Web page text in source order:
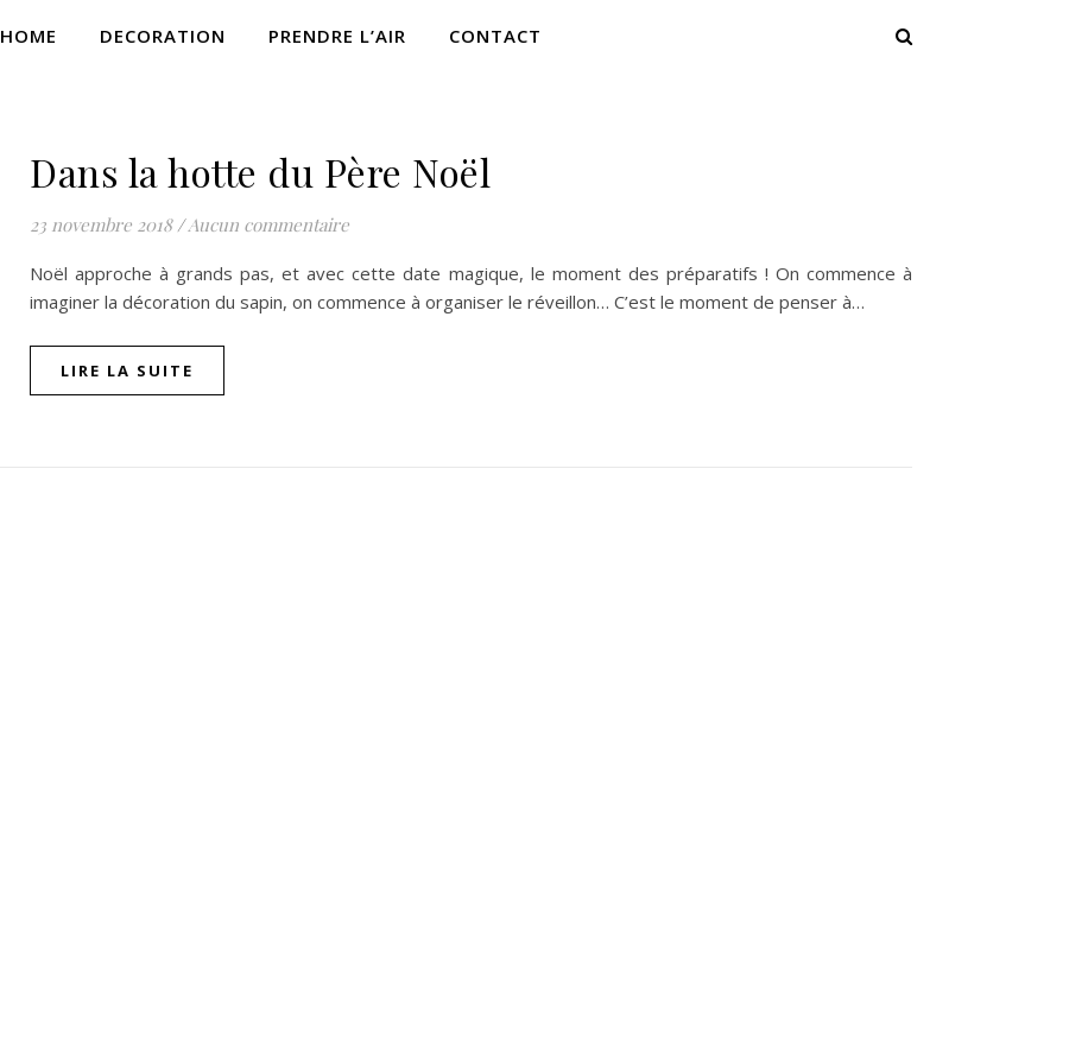
HOME DECORATION PRENDRE L’AIR CONTACT
Dans la hotte du Père Noël
23 novembre 2018 /Aucun commentaire
Noël approche à grands pas, et avec cette date magique, le moment des préparatifs ! On commence à
imaginer la décoration du sapin, on commence à organiser le réveillon… C’est le moment de penser à…
LIRE LA SUITE